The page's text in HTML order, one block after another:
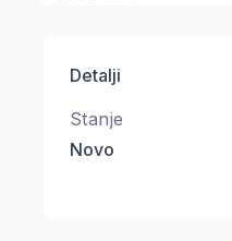
Detalji
Stanje
Novo